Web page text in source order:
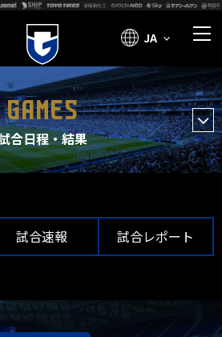
JA
GAMES
合日程・結果
試合速報 試合レポート